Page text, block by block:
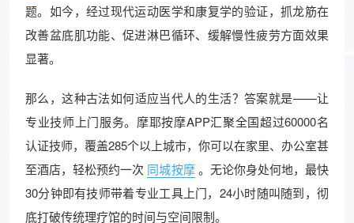
题。如今，经过现代运动医学和康复学的验证，抓龙筋在
改善盆底肌功能、促进淋巴循环、缓解慢性疲劳方面效果
显著。
那么，这种古法如何适应当代人的生活？答案就是——让
专业技师上门服务。摩耶按摩APP汇聚全国超过60000名
认证技师，覆盖285个以上城市，你可以在家里、办公室甚
至酒店，轻松预约一次 同城按摩 。无论你身处何地，最快
30分钟即有技师带着专业工具上门，24小时随叫随到，彻
底打破传统理疗馆的时间与空间限制。